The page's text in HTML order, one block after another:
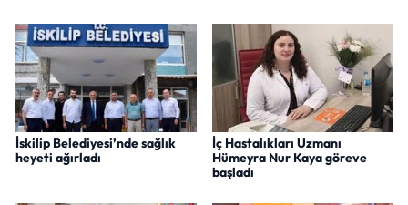
İskilip Belediyesi’nde sağlık
heyeti ağırladı
İç Hastalıkları Uzmanı
Hümeyra Nur Kaya göreve
başladı